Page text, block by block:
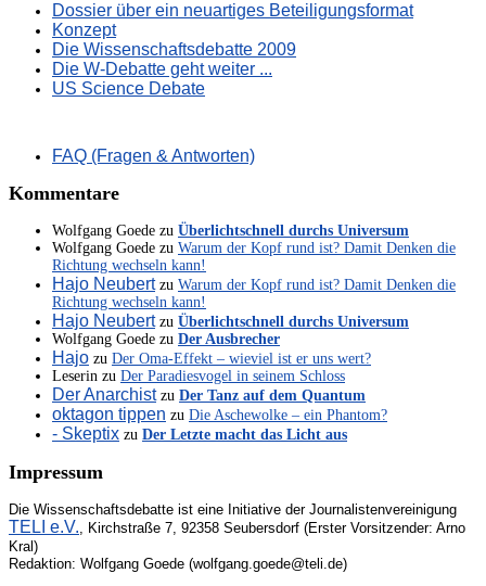
Dossier über ein neuartiges Beteiligungsformat
Konzept
Die Wissenschaftsdebatte 2009
Die W-Debatte geht weiter ...
US Science Debate
FAQ (Fragen & Antworten)
Kommentare
Wolfgang Goede zu Überlichtschnell durchs Universum
Wolfgang Goede zu Warum der Kopf rund ist? Damit Denken die
Richtung wechseln kann!
Hajo Neubertzu Warum der Kopf rund ist? Damit Denken die
Richtung wechseln kann!
Hajo Neubertzu Überlichtschnell durchs Universum
Wolfgang Goede zu Der Ausbrecher
Hajo zu Der Oma-Effekt – wieviel ist er uns wert?
Leserin zu Der Paradiesvogel in seinem Schloss
Der Anarchistzu Der Tanz auf dem Quantum
oktagon tippen zu Die Aschewolke – ein Phantom?
- Skeptix zu Der Letzte macht das Licht aus
Impressum
Die Wissenschaftsdebatte ist eine Initiative der Journalistenvereinigung
TELI e.V., Kirchstraße 7, 92358 Seubersdorf (Erster Vorsitzender: Arno
Kral)
Redaktion: Wolfgang Goede (wolfgang.goede@teli.de)